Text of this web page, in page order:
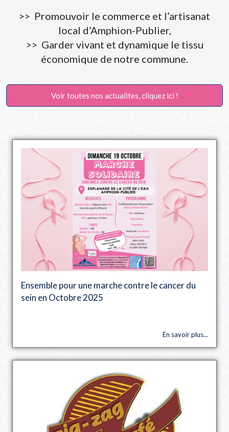
>> Promouvoir le commerce et l’artisanat
local d’Amphion-Publier,
>> Garder vivant et dynamique le tissu
économique de notre commune.
Voir toutes nos actualites, cliquez ici !
Ensemble pour une marche contre le cancer du
sein en Octobre 2025
En savoir plus...